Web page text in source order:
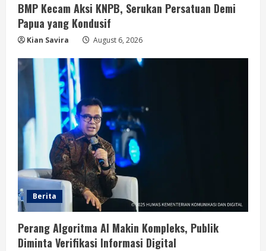
BMP Kecam Aksi KNPB, Serukan Persatuan Demi
Papua yang Kondusif
Kian Savira August 6, 2026
Berita
Perang Algoritma AI Makin Kompleks, Publik
Diminta Verifikasi Informasi Digital